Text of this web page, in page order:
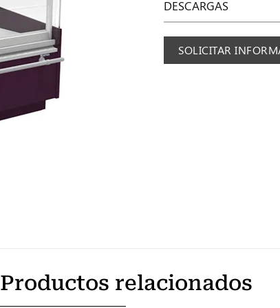
DESCARGAS
SOLICITAR
Productos relacionados